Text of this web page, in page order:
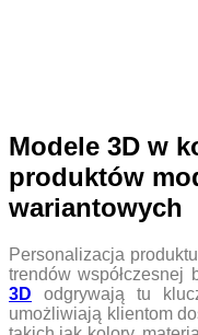
Modele 3D w
produktów
wariantowych
Personalizacja
trendów współczesnej
3D odgrywają tu
umożliwiają klientom